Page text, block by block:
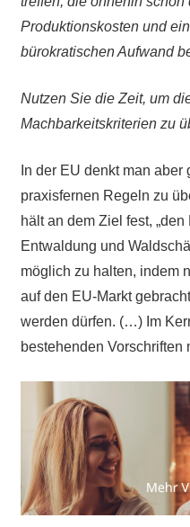
Produktionskosten und
bürokratischen Aufwand
Nutzen Sie die Zeit, um
Machbarkeitskriterien zu
In der EU denkt man
praxisfernen Regeln zu
hält an dem Ziel fest,
Entwaldung und
möglich zu halten, indem
auf den EU-Markt
werden dürfen. (…) Im
bestehenden Vorschriften